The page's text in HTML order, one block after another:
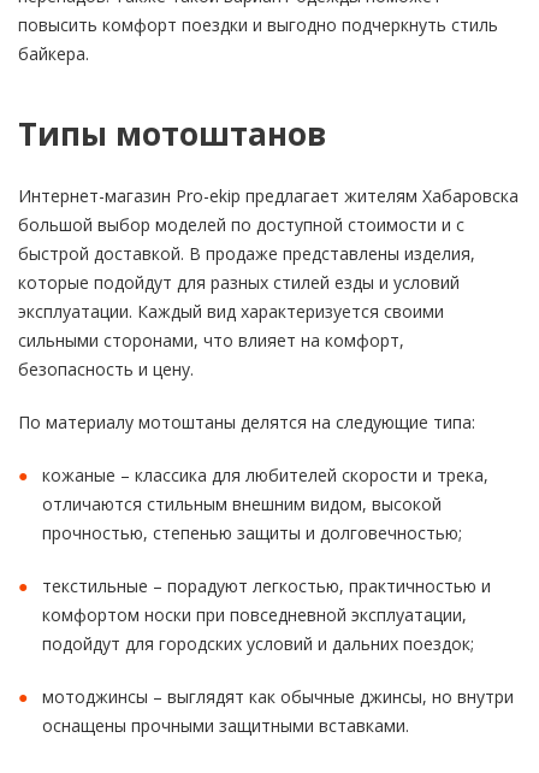
повысить комфорт поездки и выгодно подчеркнуть стиль
байкера.
Типы мотоштанов
Интернет-магазин Pro-ekip предлагает жителям Хабаровска
большой выбор моделей по доступной стоимости и с
быстрой доставкой. В продаже представлены изделия,
которые подойдут для разных стилей езды и условий
эксплуатации. Каждый вид характеризуется своими
сильными сторонами, что влияет на комфорт,
безопасность и цену.
По материалу мотоштаны делятся на следующие типа:
кожаные – классика для любителей скорости и трека,
отличаются стильным внешним видом, высокой
прочностью, степенью защиты и долговечностью;
текстильные – порадуют легкостью, практичностью и
комфортом носки при повседневной эксплуатации,
подойдут для городских условий и дальних поездок;
мотоджинсы – выглядят как обычные джинсы, но внутри
оснащены прочными защитными вставками.